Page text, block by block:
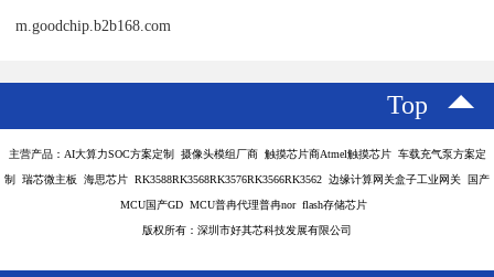
m.goodchip.b2b168.com
Top
主营产品：AI大算力SOC方案定制 摄像头模组厂商 触摸芯片商Atmel触摸芯片 车载充气泵方案定
制 瑞芯微主板 海思芯片 RK3588RK3568RK3576RK3566RK3562 边缘计算网关盒子工业网关 国产
MCU国产GD MCU普冉代理普冉nor flash存储芯片
版权所有：深圳市好其芯科技发展有限公司